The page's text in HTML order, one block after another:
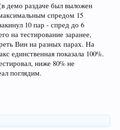
демо раздаче был выложен
спредом 15
10 пар - спред до 6
на тестирование заранее,
Вин на разных парах. На
единственная показала 100%.
ниже 80% не
поглядим.